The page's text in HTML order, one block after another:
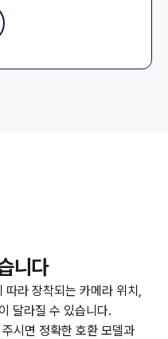
니다
라 장착되는 카메라 위치,
달라질 수 있습니다.
시면 정확한 호환 모델과